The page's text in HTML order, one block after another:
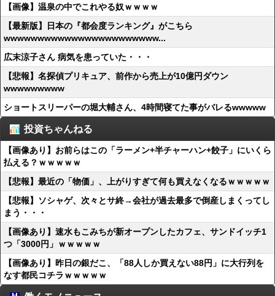
【画像】温泉の中でこれやる奴ｗｗｗｗ
【最新版】日本の『都会度ランキング』がこちら
wwwwwwwwwwwwwwwwwwwwwww...
広末涼子さん 病気を患っていた・・・
【悲報】名探偵プリキュア、前作から売上が10億円ダウン
wwwwwwwww
ショートスリーパーの堀大輔さん、4時間寝てた事がバレるwwwww
投資ちゃんねる
【画像あり】お前らはこの「ラーメン+半チャーハン+餃子」にいくら
払える？ｗｗｗｗｗ
【悲報】最近の「物価」、上がりすぎて何も買えなくなるｗｗｗｗｗ
【悲報】ソシャゲ、次々とサ終→会社が過去最多で倒産しまくってし
まう・・・
【画像あり】速水もこみちが新オープンしたカフェ、サンドイッチ1
つ「3000円」ｗｗｗｗｗ
【画像あり】昨日の銀だこ、「88人しか買えない88円」に大行列を
なす都民コチラｗｗｗｗｗ